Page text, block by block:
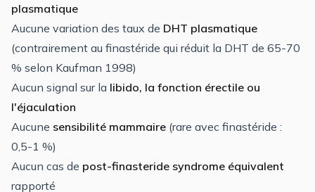
plasmatique
Aucune variation des taux de DHT plasmatique
(contrairement au finastéride qui réduit la DHT de 65-70
% selon Kaufman 1998)
Aucun signal sur la libido, la fonction érectile ou
l'éjaculation
Aucune sensibilité mammaire (rare avec finastéride :
0,5-1 %)
Aucun cas de post-finasteride syndrome équivalent
rapporté